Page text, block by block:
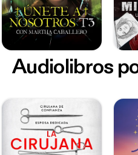
Audiolibros